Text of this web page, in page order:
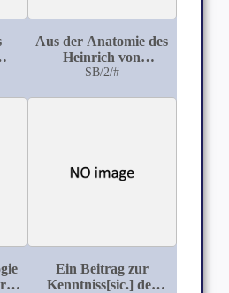
Aus der Anatomie des
Heinrich von
Mondeville
SB/2/#
Ein Beitrag zur
Kenntniss[sic.] des